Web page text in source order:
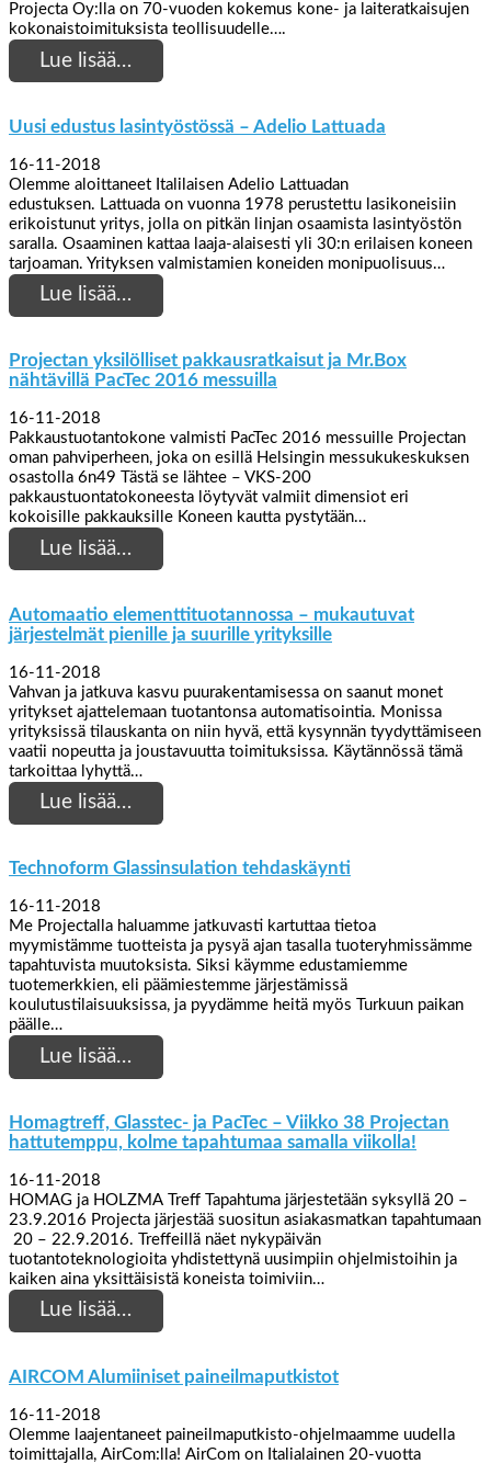
Projecta Oy:lla on 70-vuoden kokemus kone- ja laiteratkaisujen
kokonaistoimituksista teollisuudelle….
Lue lisää…
Uusi edustus lasintyöstössä – Adelio Lattuada
16-11-2018
Olemme aloittaneet Italilaisen Adelio Lattuadan
edustuksen. Lattuada on vuonna 1978 perustettu lasikoneisiin
erikoistunut yritys, jolla on pitkän linjan osaamista lasintyöstön
saralla. Osaaminen kattaa laaja-alaisesti yli 30:n erilaisen koneen
tarjoaman. Yrityksen valmistamien koneiden monipuolisuus…
Lue lisää…
Projectan yksilölliset pakkausratkaisut ja Mr.Box
nähtävillä PacTec 2016 messuilla
16-11-2018
Pakkaustuotantokone valmisti PacTec 2016 messuille Projectan
oman pahviperheen, joka on esillä Helsingin messukukeskuksen
osastolla 6n49 Tästä se lähtee – VKS-200
pakkaustuontatokoneesta löytyvät valmiit dimensiot eri
kokoisille pakkauksille Koneen kautta pystytään…
Lue lisää…
Automaatio elementtituotannossa – mukautuvat
järjestelmät pienille ja suurille yrityksille
16-11-2018
Vahvan ja jatkuva kasvu puurakentamisessa on saanut monet
yritykset ajattelemaan tuotantonsa automatisointia. Monissa
yrityksissä tilauskanta on niin hyvä, että kysynnän tyydyttämiseen
vaatii nopeutta ja joustavuutta toimituksissa. Käytännössä tämä
tarkoittaa lyhyttä…
Lue lisää…
Technoform Glassinsulation tehdaskäynti
16-11-2018
Me Projectalla haluamme jatkuvasti kartuttaa tietoa
myymistämme tuotteista ja pysyä ajan tasalla tuoteryhmissämme
tapahtuvista muutoksista. Siksi käymme edustamiemme
tuotemerkkien, eli päämiestemme järjestämissä
koulutustilaisuuksissa, ja pyydämme heitä myös Turkuun paikan
päälle…
Lue lisää…
Homagtreff, Glasstec- ja PacTec – Viikko 38 Projectan
hattutemppu, kolme tapahtumaa samalla viikolla!
16-11-2018
HOMAG ja HOLZMA Treff Tapahtuma järjestetään syksyllä 20 –
23.9.2016 Projecta järjestää suositun asiakasmatkan tapahtumaan
20 – 22.9.2016. Treffeillä näet nykypäivän
tuotantoteknologioita yhdistettynä uusimpiin ohjelmistoihin ja
kaiken aina yksittäisistä koneista toimiviin…
Lue lisää…
AIRCOM Alumiiniset paineilmaputkistot
16-11-2018
Olemme laajentaneet paineilmaputkisto-ohjelmaamme uudella
toimittajalla, AirCom:lla! AirCom on Italialainen 20-vuotta